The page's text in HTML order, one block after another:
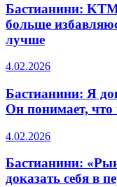
Бастианини:
больше
лучше
4.02.2026
Бастианини: Я
Он понимает,
4.02.2026
Бастианини:
доказать себя в